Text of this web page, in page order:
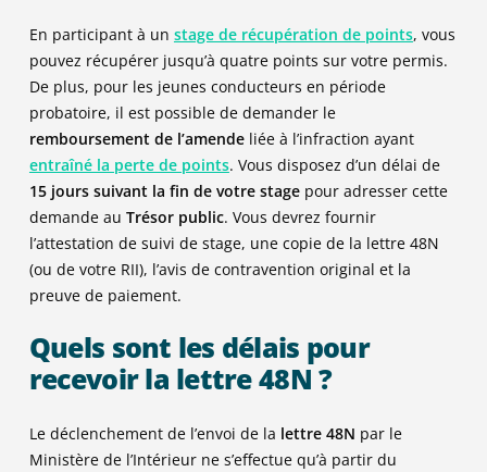
En participant à un stage de récupération de points, vous
pouvez récupérer jusqu’à quatre points sur votre permis.
De plus, pour les jeunes conducteurs en période
probatoire, il est possible de demander le
remboursement de l’amendeliée à l’infraction ayant
entraîné la perte de points. Vous disposez d’un délai de
15 jours suivant la fin de votre stagepour adresser cette
demande au Trésor public. Vous devrez fournir
l’attestation de suivi de stage, une copie de la lettre 48N
(ou de votre RII), l’avis de contravention original et la
preuve de paiement.
Quels sont les délais pour
recevoir la lettre 48N ?
Le déclenchement de l’envoi de la lettre 48N par le
Ministère de l’Intérieur ne s’effectue qu’à partir du